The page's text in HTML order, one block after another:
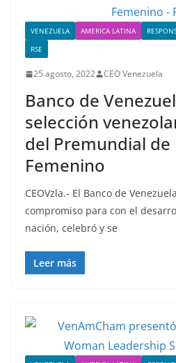
VENEZUELA AMERICA LATINA
RSE
25 agosto, 2022 CEO Venezuela
Banco de
selección
del Premundial de
Femenino
CEOVzla.- El Banco de
compromiso para con el
nación, celebró y se
Leer más